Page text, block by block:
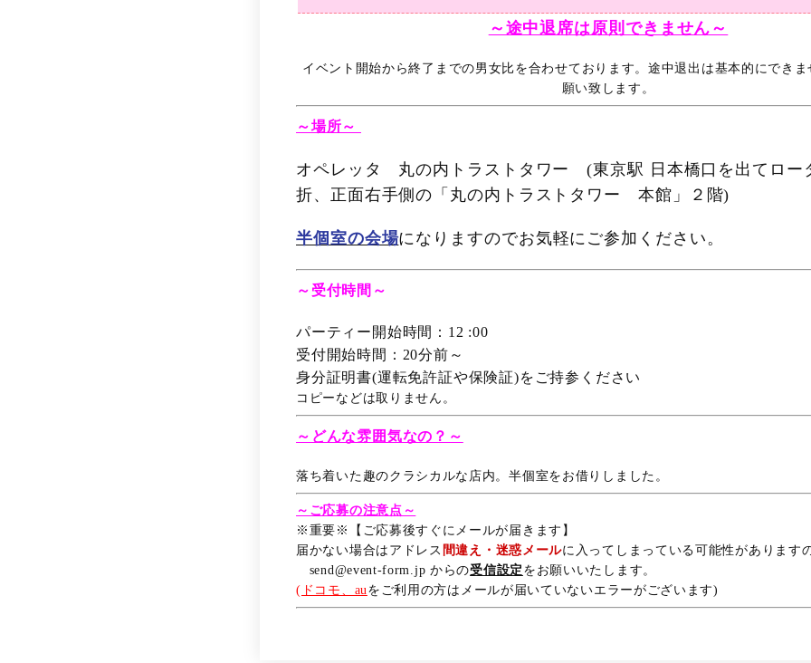
～途中退席は原則できません～
イベント開始から終了までの男女比を合わせております。途中退出は基本的にでき
願い致します。
～場所～
オペレッタ 丸の内トラストタワー (東京駅 日本橋口を出てロー
折、正面右手側の「丸の内トラストタワー 本館」２階)
半個室の会場になりますのでお気軽にご参加ください。
～受付時間～
パーティー開始時間：12 :00
受付開始時間：20分前～
身分証明書(運転免許証や保険証)をご持参ください
コピーなどは取りません。
～どんな雰囲気なの？～
落ち着いた趣のクラシカルな店内。半個室をお借りしました。
～ご応募の注意点～
※重要※【ご応募後すぐにメールが届きます】
届かない場合はアドレス 間違え・迷惑メールに入ってしまっている可能性があります
send@event-form.jp からの受信設定 をお願いいたします。
(ドコモ、au をご利用の方はメールが届いていないエラーがございます)